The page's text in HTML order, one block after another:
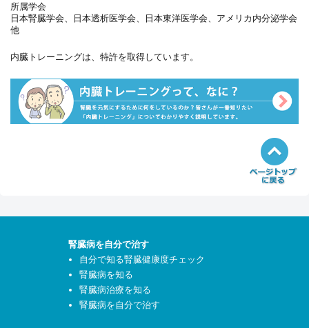
所属学会
日本腎臓学会、日本透析医学会、日本東洋医学会、アメリカ内分泌学会
他
内臓トレーニングは、特許を取得しています。
腎臓病を自分で治す
自分で知る腎臓健康度チェック
腎臓病を知る
腎臓病治療を知る
腎臓病を自分で治す